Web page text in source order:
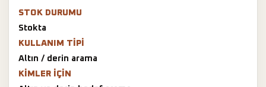
STOK DURUMU
Stokta
KULLANIM TIPI
Altın / derin arama
KIMLER IÇIN